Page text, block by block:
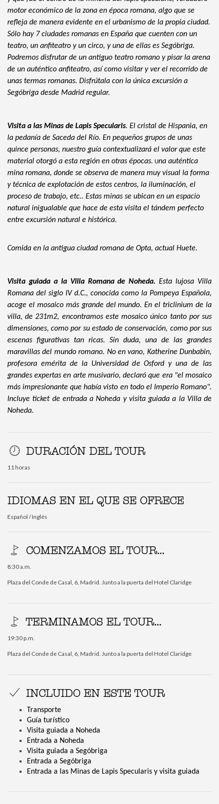
motor económico de la zona en época romana, algo que se
refleja de manera evidente en el urbanismo de la propia ciudad.
Sólo hay 7 ciudades romanas en España que cuenten con un
teatro, un anfiteatro y un circo, y una de ellas es Segóbriga.
Podremos disfrutar de un antiguo teatro romano y pisar la arena
de un auténtico anfiteatro, así como visitar y ver el recorrido de
unas termas romanas. Disfrútala con la única excursión a
Segóbriga desde Madrid regular.
Visita a las Minas de Lapis Specularis. El cristal de Hispania, en
la pedanía de Saceda del Río. En pequeños grupos de unas
quince personas, nuestro guía contextualizará el valor que este
material otorgó a esta región en otras épocas. Una auténtica
mina romana, donde se observa de manera muy visual la forma
y técnica de explotación de estos centros, la iluminación, el
proceso de trabajo, etc.. Estas minas se ubican en un espacio
natural inigualable que hace de esta visita el tándem perfecto
entre excursión natural e histórica.
Comida en la antigua ciudad romana de Opta, actual Huete.
Visita guiada a la Villa Romana de Noheda.Esta lujosa Villa
Romana del siglo IV d.C., conocida como la Pompeya Española,
acoge el mosaico más grande del mundo. En el triclinium de la
villa, de 231m2, encontramos este mosaico único tanto por sus
dimensiones, como por su estado de conservación, como por sus
escenas figurativas tan ricas. Sin duda, una de las grandes
maravillas del mundo romano. No en vano, Katherine Dunbabin,
profesora emérita de la Universidad de Osford y una de las
grandes expertas en arte musivario, declaró que era "el mosaico
más impresionante que había visto en todo el Imperio Romano".
Incluye ticket de entrada a Noheda y visita guiada a la Villa de
Noheda.
DURACIÓN DEL TOUR
11 horas
IDIOMAS EN EL QUE SE OFRECE
Español / Inglés
COMENZAMOS EL TOUR...
8:30 a.m.
Plaza del Conde de Casal, 6, Madrid. Junto a la puerta del Hotel Claridge
TERMINAMOS EL TOUR...
19:30 p.m.
Plaza del Conde de Casal, 6, Madrid. Junto a la puerta del Hotel Claridge
INCLUIDO EN ESTE TOUR
Transporte
Guía turístico
Visita guiada a Noheda
Entrada a Noheda
Visita guiada a Segóbriga
Entrada a Segóbriga
Entrada a las Minas de Lapis Specularis y visita guiada